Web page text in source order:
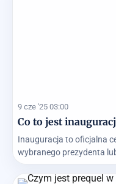
9 cze '25 03:00
Co to jest
Inauguracja to oficjalna
wybranego prezydenta